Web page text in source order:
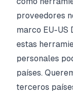
proveedores
marco EU-US
estas
personales
países.
terceros